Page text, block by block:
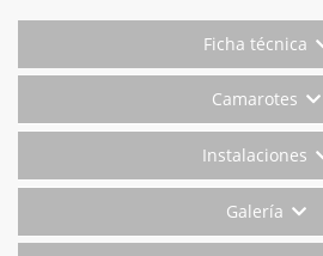
Ficha técnica
Camarotes
Instalaciones
Galería